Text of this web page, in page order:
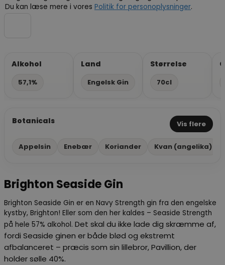
Du kan læse mere i vores Politik for personoplysninger.
Alkohol
57,1%
Land
Engelsk Gin
Størrelse
70cl
Botanicals Vis flere
Appelsin Enebær Koriander Kvan (angelika)
Brighton Seaside Gin
Brighton Seaside Gin er en Navy Strength gin fra den engelske
kystby, Brighton! Eller som den her kaldes – Seaside Strength
på hele 57% alkohol. Det skal du ikke lade dig skræmme af,
fordi Seaside ginen er både blød og ekstremt
afbalanceret – præcis som sin lillebror, Pavillion, der
holder sølle 40%.